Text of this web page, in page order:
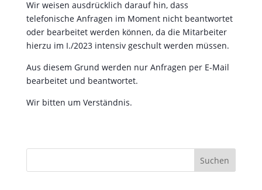
Wir weisen ausdrücklich darauf hin, dass
telefonische Anfragen im Moment nicht beantwortet
oder bearbeitet werden können, da die Mitarbeiter
hierzu im I./2023 intensiv geschult werden müssen.
Aus diesem Grund werden nur Anfragen per E-Mail
bearbeitet und beantwortet.
Wir bitten um Verständnis.
Suchen